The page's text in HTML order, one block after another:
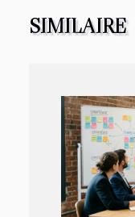
SIMILAIRE